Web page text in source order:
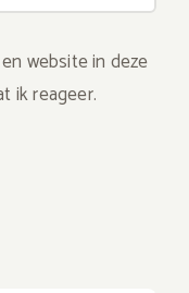
website in deze
ik reageer.